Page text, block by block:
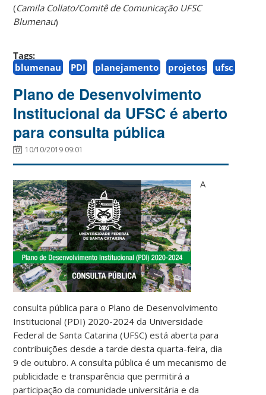
(Camila Collato/Comitê de Comunicação UFSC
Blumenau)
Tags:
blumenau
PDI planejamento projetos ufsc
Plano de Desenvolvimento
Institucional da UFSC é aberto
para consulta pública
10/10/2019 09:01
A
consulta pública para o Plano de Desenvolvimento
Institucional (PDI) 2020-2024 da Universidade
Federal de Santa Catarina (UFSC) está aberta para
contribuições desde a tarde desta quarta-feira, dia
9 de outubro. A consulta pública é um mecanismo de
publicidade e transparência que permitirá a
participação da comunidade universitária e da